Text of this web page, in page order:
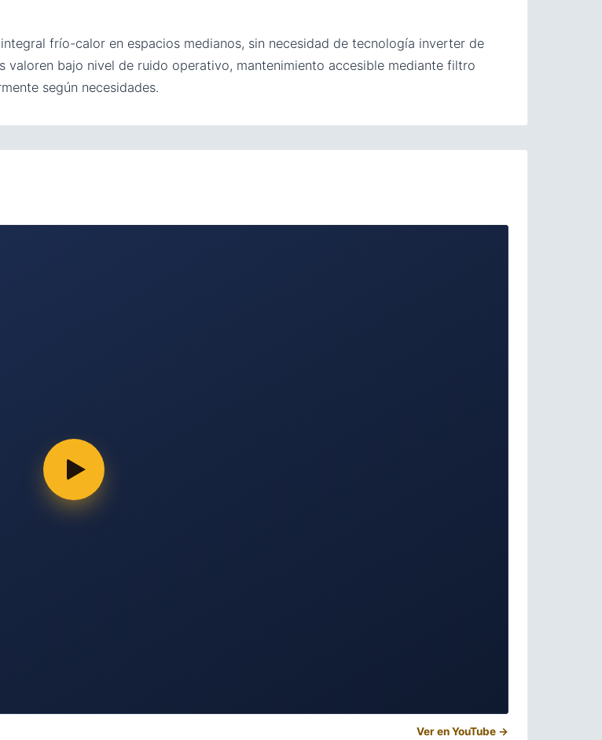
frío-calor en espacios medianos, sin necesidad de tecnología inverter de
valoren bajo nivel de ruido operativo, mantenimiento accesible mediante filtro
según necesidades.
Ver en YouTube →